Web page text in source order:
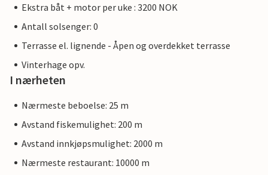
Ekstra båt + motor per uke : 3200 NOK
Antall solsenger: 0
Terrasse el. lignende - Åpen og overdekket terrasse
Vinterhage opv.
I nærheten
Nærmeste beboelse: 25 m
Avstand fiskemulighet: 200 m
Avstand innkjøpsmulighet: 2000 m
Nærmeste restaurant: 10000 m